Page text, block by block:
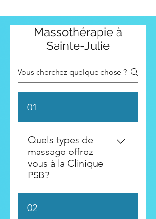
Massothérapie à
Sainte-Julie
01
Quels types de
massage offrez-
vous à la Clinique
PSB?
Nous offrons une grande
variété de soins : massage
02